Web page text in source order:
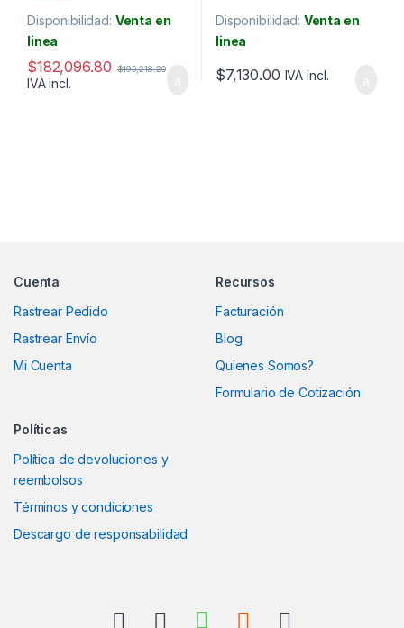
Disponibilidad: Venta en
linea
$182,096.80 $195,218.20
IVA incl.
Disponibilidad: Venta en
linea
$7,130.00 IVA incl.
Cuenta
Rastrear Pedido
Rastrear Envío
Mi Cuenta
Recursos
Facturación
Blog
Quienes Somos?
Formulario de Cotización
Políticas
Política de devoluciones y
reembolsos
Términos y condiciones
Descargo de responsabilidad